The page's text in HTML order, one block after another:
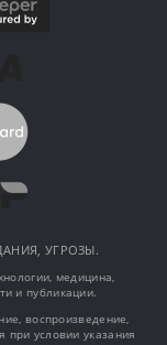
УГРОЗЫ.
медицина,
и публикации.
воспроизведение,
при условии указания